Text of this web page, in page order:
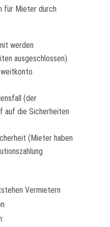
für Mieter durch
werden
ausgeschlossen).
(der
auf die Sicherheiten
(Mieter haben
Vermietern